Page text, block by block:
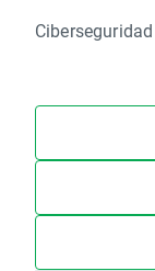
Ciberseguridad